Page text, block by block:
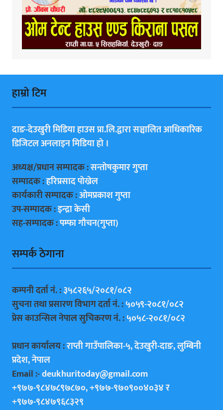
हाम्राे टिम
दाङ-देउखुरी मिडिया हाउस प्रा.लि.द्वारा सञ्चालित आधिकारिक
डिजिटल अनलाइन मिडिया हाे ।
अध्यक्ष/प्रधान सम्पादक :सन्ताेषकुमार गुप्ता
सम्पादक :हरिप्रसाद पाेख्रेल
कार्यकारी सम्पादक :ओमप्रकाश गुप्ता
उप-सम्पादक :इन्द्रा केसी
सह-सम्पादक :पम्फा गाैचन(गुप्ता)
सम्पर्क ठेगाना
कम्पनी दर्ता नं. :३५८२६५/२०८१/०८२
सुचना तथा प्रसारण विभाग दर्ता नं. :५०५९-२०८१/०८२
प्रेस काउन्सिल नेपाल सुचिकरण नं. :५०५८-२०८१/०८२
प्रधान कार्यालय :राप्ती गाउँपालिका-५, देउखुरी-दाङ, लुम्बिनी
प्रदेश, नेपाल
Email :-deukhuritoday@gmail.com
+९७७-९८४७८९७८७०, +९७७-९७०९००४०३४ र
+९७७-९८४७९६८३२९